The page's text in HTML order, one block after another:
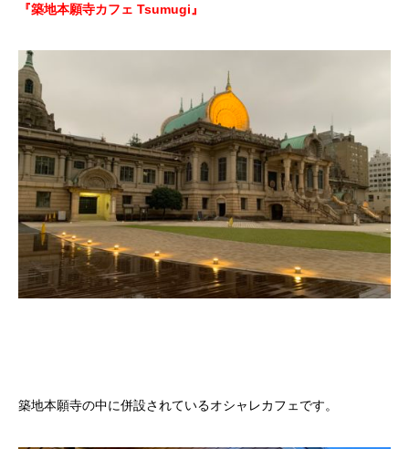
『築地本願寺カフェ Tsumugi』
築地本願寺の中に併設されているオシャレカフェです。